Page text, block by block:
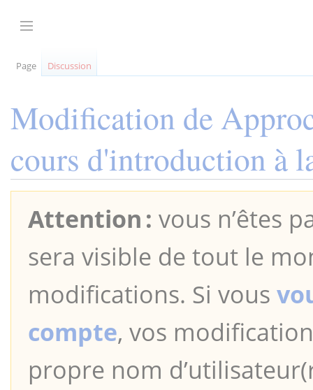
au Afficher / masquer la barre latérale
Page Discussion
Modification de
cours d'introduction à
Attention : vous n’êtes
sera visible de tout le
modifications. Si vous
compte, vos
propre nom